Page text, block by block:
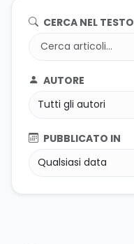
CERCA NEL TESTO
AUTORE
PUBBLICATO IN